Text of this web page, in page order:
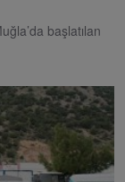
başlatılan